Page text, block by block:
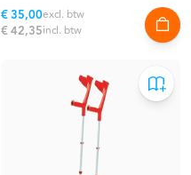
€ 35,00excl. btw
€ 42,35incl. btw